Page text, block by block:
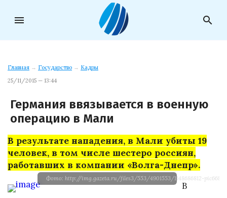
menu search
Главная → Государство → Кадры
25/11/2015 — 13:44
Германия ввязывается в военную
операцию в Мали
В результате нападения, в Мали убиты 19
человек, в том числе шестеро россиян,
работавших в компании «Волга-Днепр».
Фото: http://img.gazeta.ru/files3/553/4901553/1148686812-pic668-
В